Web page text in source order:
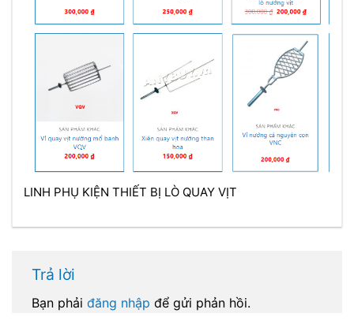
LINH PHỤ KIỆN THIẾT BỊ LÒ QUAY VỊT
Trả lời
Bạn phải đăng nhập để gửi phản hồi.